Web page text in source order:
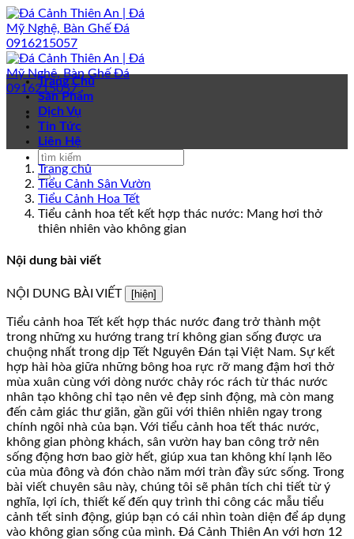
Bỏ
qua
nội
dung
Trang Chủ
Sản Phẩm
Dịch Vụ
Tin Tức
Liên Hệ
Trang chủ
Tiểu Cảnh Sân Vườn
Tiểu Cảnh Hoa Tết
Tiểu cảnh hoa tết kết hợp thác nước: Mang hơi thở
thiên nhiên vào không gian
Nội dung bài viết
NỘI DUNG BÀI VIẾT [hiện]
Tiểu cảnh hoa Tết kết hợp thác nước đang trở thành một
trong những xu hướng trang trí không gian sống được ưa
chuộng nhất trong dịp Tết Nguyên Đán tại Việt Nam. Sự kết
hợp hài hòa giữa những bông hoa rực rỡ mang đậm hơi thở
mùa xuân cùng với dòng nước chảy róc rách từ thác nước
nhân tạo không chỉ tạo nên vẻ đẹp sinh động, mà còn mang
đến cảm giác thư giãn, gần gũi với thiên nhiên ngay trong
chính ngôi nhà của bạn. Với tiểu cảnh hoa tết thác nước,
không gian phòng khách, sân vườn hay ban công trở nên
sống động hơn bao giờ hết, giúp xua tan không khí lạnh lẽo
của mùa đông và đón chào năm mới tràn đầy sức sống. Trong
bài viết chuyên sâu này, chúng tôi sẽ phân tích chi tiết từ ý
nghĩa, lợi ích, thiết kế đến quy trình thi công các mẫu tiểu
cảnh tết sinh động, giúp bạn có cái nhìn toàn diện để áp dụng
vào không gian sống của mình. Đá Cảnh Thiên An với hơn 12